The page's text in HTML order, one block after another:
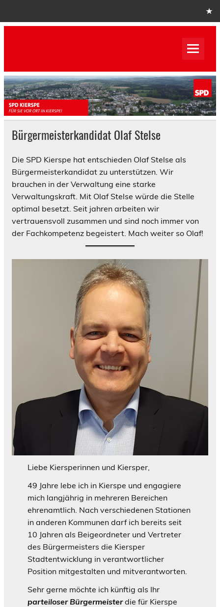
Bürgermeisterkandidat Olaf Stelse
Die SPD Kierspe hat entschieden Olaf Stelse als
Bürgermeisterkandidat zu unterstützen. Wir
brauchen in der Verwaltung eine starke
Verwaltungskraft. Mit Olaf Stelse würde die Stelle
optimal besetzt. Seit jahren arbeiten wir
vertrauensvoll zusammen und sind noch immer von
der Fachkompetenz begeistert. Mach weiter so Olaf!
Liebe Kiersperinnen und Kiersper,
49 Jahre lebe ich in Kierspe und engagiere
mich langjährig in mehreren Bereichen
ehrenamtlich. Nach verschiedenen Stationen
in anderen Kommunen darf ich bereits seit
10 Jahren als Beigeordneter und Vertreter
des Bürgermeisters die Kiersper
Stadtentwicklung in verantwortlicher
Position mitgestalten und mitverantworten.
Sehr gerne möchte ich künftig als Ihr
parteiloser Bürgermeisterdie für Kierspe